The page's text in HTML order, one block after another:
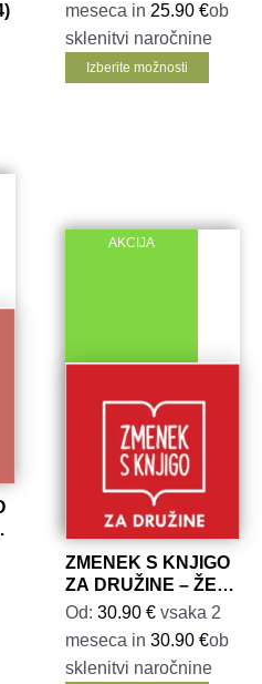
meseca in 25.90€ob
sklenitvi naročnine
Izberite možnosti
lahko
AKCIJA
ZMENEK S KNJIGO
ZA DRUŽINE – ŽE
OD 24,65 EUR
Od: 30.90€ vsaka 2
meseca in 30.90€ob
sklenitvi naročnine